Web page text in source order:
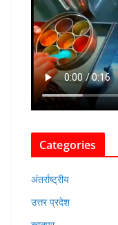
Categories
अंतर्राष्ट्रीय
उत्तर प्रदेश